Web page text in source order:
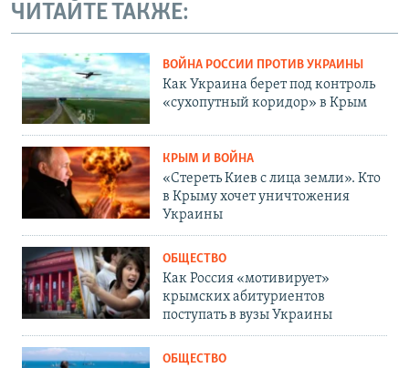
ЧИТАЙТЕ ТАКЖЕ:
ВОЙНА РОССИИ ПРОТИВ УКРАИНЫ
Как Украина берет под контроль
«сухопутный коридор» в Крым
КРЫМ И ВОЙНА
«Стереть Киев с лица земли». Кто
в Крыму хочет уничтожения
Украины
ОБЩЕСТВО
Как Россия «мотивирует»
крымских абитуриентов
поступать в вузы Украины
ОБЩЕСТВО